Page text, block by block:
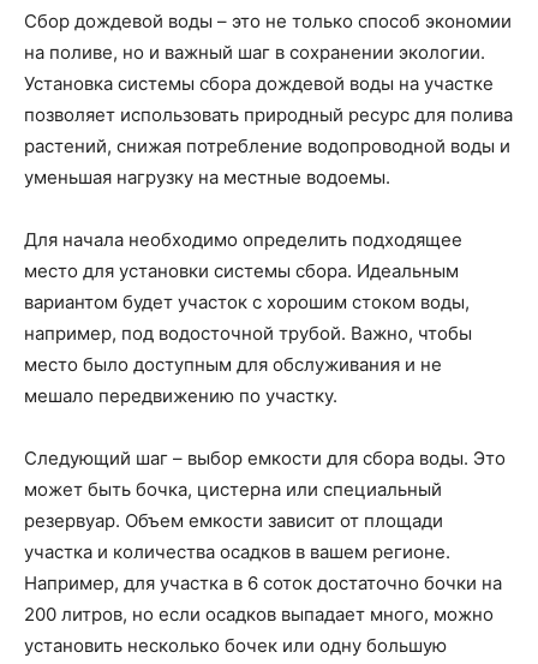
Сбор дождевой воды – это не только способ экономии
на поливе, но и важный шаг в сохранении экологии.
Установка системы сбора дождевой воды на участке
позволяет использовать природный ресурс для полива
растений, снижая потребление водопроводной воды и
уменьшая нагрузку на местные водоемы.
Для начала необходимо определить подходящее
место для установки системы сбора. Идеальным
вариантом будет участок с хорошим стоком воды,
например, под водосточной трубой. Важно, чтобы
место было доступным для обслуживания и не
мешало передвижению по участку.
Следующий шаг – выбор емкости для сбора воды. Это
может быть бочка, цистерна или специальный
резервуар. Объем емкости зависит от площади
участка и количества осадков в вашем регионе.
Например, для участка в 6 соток достаточно бочки на
200 литров, но если осадков выпадает много, можно
установить несколько бочек или одну большую